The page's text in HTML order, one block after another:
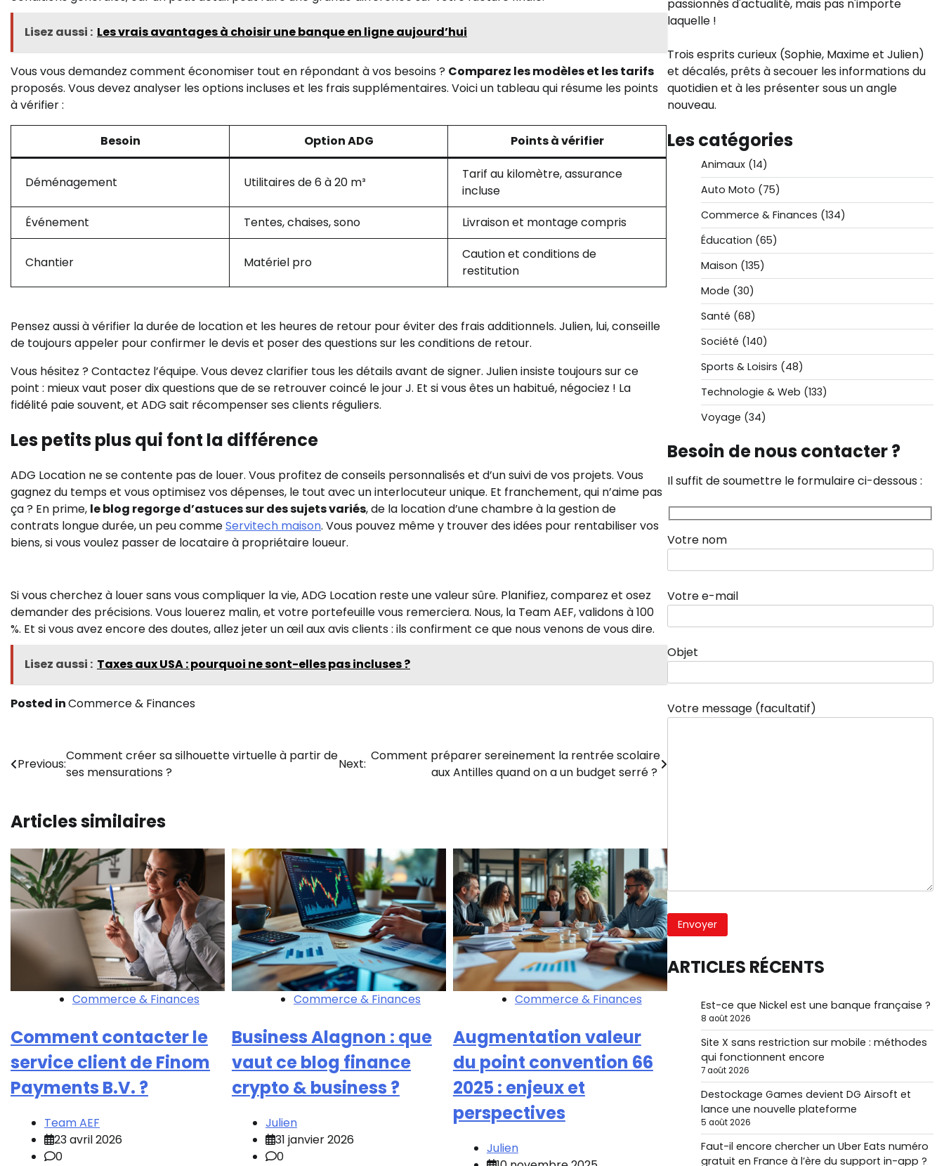
Lisez aussi : Les vrais avantages à choisir une banque en ligne aujourd’hui
Vous vous demandez comment économiser tout en répondant à vos besoins ? Comparez les modèles et les tarifs
proposés. Vous devez analyser les options incluses et les frais supplémentaires. Voici un tableau qui résume les points
à vérifier :
Besoin Option ADG Points à vérifier
Déménagement Utilitaires de 6 à 20 m³
Tarif au kilomètre, assurance
incluse
Événement
Tentes, chaises, sono Livraison et montage compris
Chantier Matériel pro
Caution et conditions de
restitution
Pensez aussi à vérifier la durée de location et les heures de retour pour éviter des frais additionnels. Julien, lui, conseille
de toujours appeler pour confirmer le devis et poser des questions sur les conditions de retour.
Vous hésitez ? Contactez l’équipe. Vous devez clarifier tous les détails avant de signer. Julien insiste toujours sur ce
point : mieux vaut poser dix questions que de se retrouver coincé le jour J. Et si vous êtes un habitué, négociez ! La
fidélité paie souvent, et ADG sait récompenser ses clients réguliers.
Les petits plus qui font la différence
ADG Location ne se contente pas de louer. Vous profitez de conseils personnalisés et d’un suivi de vos projets. Vous
gagnez du temps et vous optimisez vos dépenses, le tout avec un interlocuteur unique. Et franchement, qui n’aime pas
ça ? En prime, le blog regorge d’astuces sur des sujets variés, de la location d’une chambre à la gestion de
contrats longue durée, un peu commeServitech maison. Vous pouvez même y trouver des idées pour rentabiliser vos
biens, si vous voulez passer de locataire à propriétaire loueur.
Si vous cherchez à louer sans vous compliquer la vie, ADG Location reste une valeur sûre. Planifiez, comparez et osez
demander des précisions. Vous louerez malin, et votre portefeuille vous remerciera. Nous, la Team AEF, validons à 100
%. Et si vous avez encore des doutes, allez jeter un œil aux avis clients : ils confirment ce que nous venons de vous dire.
Lisez aussi : Taxes aux USA : pourquoi ne sont-elles pas incluses ?
Posted inCommerce & Finances
Navigation
l’article
Previous:
Comment créer sa silhouette virtuelle à partir de
ses mensurations ?
Next:
Comment préparer sereinement la rentrée scolaire
aux Antilles quand on a un budget serré ?
Articles similaires
Commerce & Finances
Comment contacter le
service client de Finom
Payments B.V. ?
Team AEF
23 avril 2026
0
Commerce & Finances
Business Alagnon : que
vaut ce blog finance
crypto & business ?
Julien
31 janvier 2026
0
Commerce & Finances
Augmentation valeur
du point convention 66
2025 : enjeux et
perspectives
Julien
passionnés d'actualité, mais pas n'importe
laquelle !
Trois esprits curieux (Sophie, Maxime et Julien)
et décalés, prêts à secouer les informations du
quotidien et à les présenter sous un angle
nouveau.
Les catégories
Animaux(14)
Auto Moto (75)
Commerce & Finances (134)
Éducation (65)
Maison (135)
Mode (30)
Santé (68)
Société (140)
Sports & Loisirs (48)
Technologie & Web (133)
Voyage (34)
Besoin de nous contacter ?
Il suffit de soumettre le formulaire ci-dessous :
Votre nom
Votre e-mail
Objet
Votre message (facultatif)
ARTICLES RÉCENTS
Est-ce que Nickel est une banque française ?
8 août 2026
Site X sans restriction sur mobile : méthodes
qui fonctionnent encore
7 août 2026
Destockage Games devient DG Airsoft et
lance une nouvelle plateforme
5 août 2026
Faut-il encore chercher un Uber Eats numéro
gratuit en France à l’ère du support in-app ?